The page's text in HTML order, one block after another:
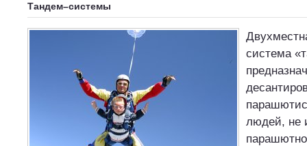
Тандем–системы
система
людей, не